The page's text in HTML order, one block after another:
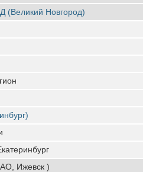
(Великий Новгород)
Ижевск )